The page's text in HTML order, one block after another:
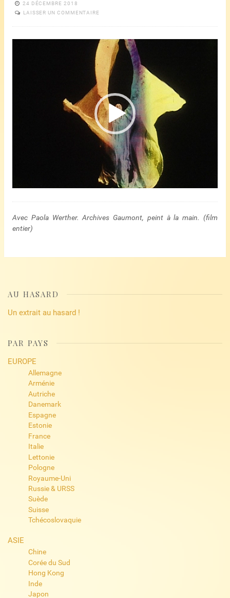
24 DÉCEMBRE 2018
LAISSER UN COMMENTAIRE
Avec Paola Werther. Archives Gaumont, peint à la main. (film
entier)
AU HASARD
Un extrait au hasard !
PAR PAYS
EUROPE
Allemagne
Arménie
Autriche
Danemark
Espagne
Estonie
France
Italie
Lettonie
Pologne
Royaume-Uni
Russie & URSS
Suède
Suisse
Tchécoslovaquie
ASIE
Chine
Corée du Sud
Hong Kong
Inde
Japon